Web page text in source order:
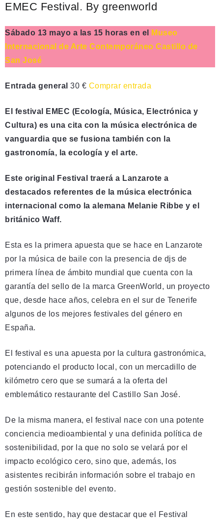
EMEC Festival. By greenworld
Sábado 13 mayo a las 15 horas en el
Museo
Internacional de Arte Contemporáneo Castillo de
San José
Entrada general 30 € Comprar entrada
El festival EMEC (Ecología, Música, Electrónica y
Cultura) es una cita con la música electrónica de
vanguardia que se fusiona también con la
gastronomía, la ecología y el arte.
Este original Festival traerá a Lanzarote a
destacados referentes de la música electrónica
internacional como la alemana Melanie Ribbe y el
británico Waff.
Esta es la primera apuesta que se hace en Lanzarote
por la música de baile con la presencia de djs de
primera línea de ámbito mundial que cuenta con la
garantía del sello de la marca GreenWorld, un proyecto
que, desde hace años, celebra en el sur de Tenerife
algunos de los mejores festivales del género en
España.
El festival es una apuesta por la cultura gastronómica,
potenciando el producto local, con un mercadillo de
kilómetro cero que se sumará a la oferta del
emblemático restaurante del Castillo San José.
De la misma manera, el festival nace con una potente
conciencia medioambiental y una definida política de
sostenibilidad, por la que no solo se velará por el
impacto ecológico cero, sino que, además, los
asistentes recibirán información sobre el trabajo en
gestión sostenible del evento.
En este sentido, hay que destacar que el Festival